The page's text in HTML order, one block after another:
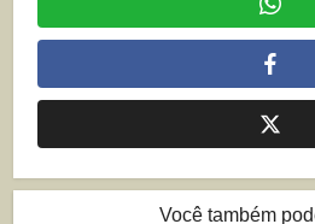
Você também